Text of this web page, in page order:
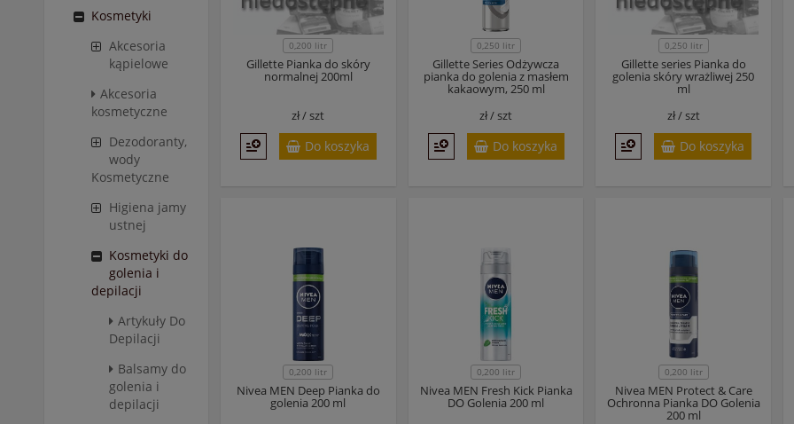
Kosmetyki
Akcesoria
kąpielowe
Akcesoria
kosmetyczne
Dezodoranty,
wody
Kosmetyczne
Higiena jamy
ustnej
Kosmetyki do
golenia i
depilacji
Artykuły Do
Depilacji
Balsamy do
golenia i
depilacji
0,200 litr
Gillette Pianka do skóry
normalnej 200ml
zł /szt
Do koszyka
0,250 litr
Gillette Series Odżywcza
pianka do golenia z masłem
kakaowym, 250 ml
zł /szt
Do koszyka
0,250 litr
Gillette series Pianka do
golenia skóry wrażliwej 250
ml
zł /szt
Do koszyka
0,200 litr
Nivea MEN Deep Pianka do
golenia 200 ml
0,200 litr
Nivea MEN Fresh Kick Pianka
DO Golenia 200 ml
0,200 litr
Nivea MEN Protect & Care
Ochronna Pianka DO Golenia
200 ml